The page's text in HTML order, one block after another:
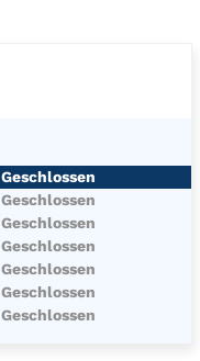
Geschlossen
Geschlossen
Geschlossen
Geschlossen
Geschlossen
Geschlossen
Geschlossen